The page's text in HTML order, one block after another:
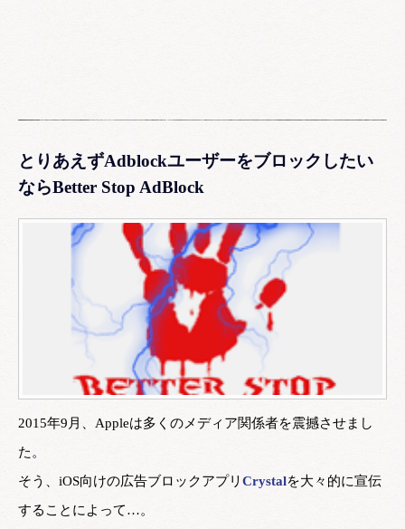
とりあえずAdblockユーザーをブロックしたい
ならBetter Stop AdBlock
2015年9月、Appleは多くのメディア関係者を震撼させまし
た。
そう、iOS向けの広告ブロックアプリ Crystalを大々的に宣伝
することによって…。